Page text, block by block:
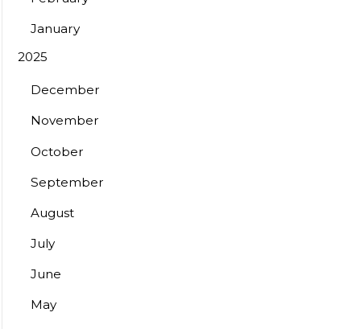
January
2025
December
November
October
September
August
July
June
May